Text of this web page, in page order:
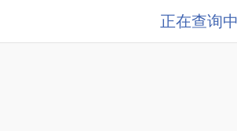
正在查询中